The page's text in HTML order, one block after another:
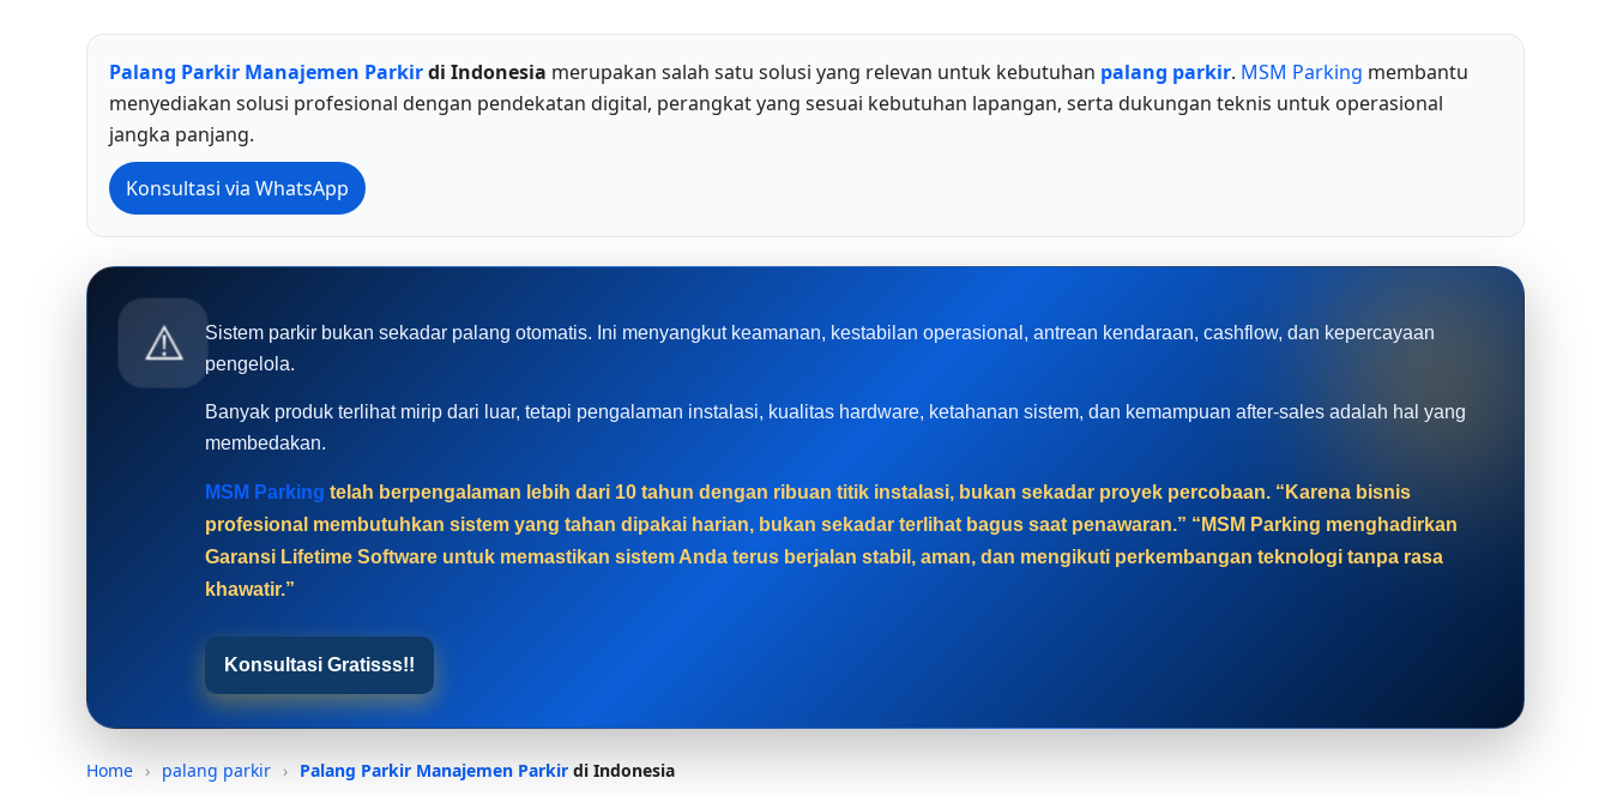
Palang Parkir Manajemen Parkirdi Indonesia merupakan salah satu solusi yang relevan untuk kebutuhan palang parkir. MSM Parking membantu
menyediakan solusi profesional dengan pendekatan digital, perangkat yang sesuai kebutuhan lapangan, serta dukungan teknis untuk operasional
jangka panjang.
Konsultasi via WhatsApp
⚠️
Sistem parkir bukan sekadar palang otomatis. Ini menyangkut keamanan, kestabilan operasional, antrean kendaraan, cashflow, dan kepercayaan
pengelola.
Banyak produk terlihat mirip dari luar, tetapi pengalaman instalasi, kualitas hardware, ketahanan sistem, dan kemampuan after-sales adalah hal yang
membedakan.
MSM Parking telah berpengalaman lebih dari 10 tahun dengan ribuan titik instalasi, bukan sekadar proyek percobaan. “Karena bisnis
profesional membutuhkan sistem yang tahan dipakai harian, bukan sekadar terlihat bagus saat penawaran.” “MSM Parking menghadirkan
Garansi Lifetime Software untuk memastikan sistem Anda terus berjalan stabil, aman, dan mengikuti perkembangan teknologi tanpa rasa
khawatir.”
Konsultasi Gratisss!!
Home › palang parkir › Palang Parkir Manajemen Parkir di Indonesia